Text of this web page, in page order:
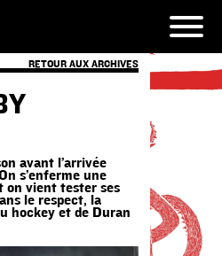
RETOUR AUX ARCHIVES
avant l’arrivée
s’enferme une
on vient tester ses
le respect, la
hockey et de Duran